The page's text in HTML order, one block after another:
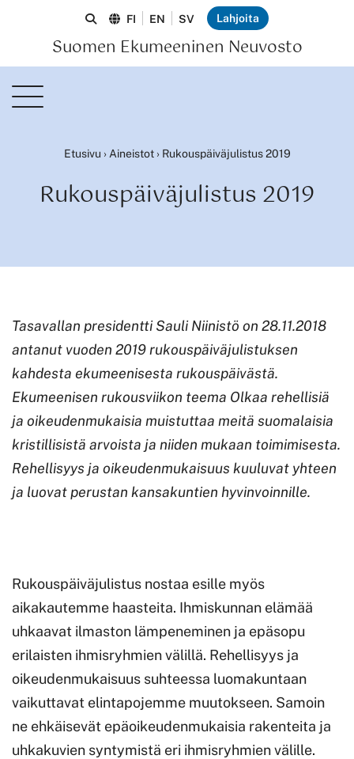
Suomen Ekumeeninen Neuvosto
FI EN SV Lahjoita
Etusivu › Aineistot› Rukouspäiväjulistus 2019
Rukouspäiväjulistus 2019
Tasavallan presidentti Sauli Niinistö on 28.11.2018
antanut vuoden 2019 rukouspäiväjulistuksen
kahdesta ekumeenisesta rukouspäivästä.
Ekumeenisen rukousviikon teema Olkaa rehellisiä
ja oikeudenmukaisia muistuttaa meitä suomalaisia
kristillisistä arvoista ja niiden mukaan toimimisesta.
Rehellisyys ja oikeudenmukaisuus kuuluvat yhteen
ja luovat perustan kansakuntien hyvinvoinnille.
Rukouspäiväjulistus nostaa esille myös
aikakautemme haasteita. Ihmiskunnan elämää
uhkaavat ilmaston lämpeneminen ja epäsopu
erilaisten ihmisryhmien välillä. Rehellisyys ja
oikeudenmukaisuus suhteessa luomakuntaan
vaikuttavat elintapojemme muutokseen. Samoin
ne ehkäisevät epäoikeudenmukaisia rakenteita ja
uhkakuvien syntymistä eri ihmisryhmien välille.